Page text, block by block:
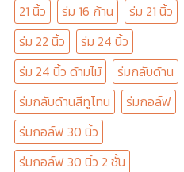
21 นิ้ว ร่ม 16 ก้าน
ร่ม 21 นิ้ว
ร่ม 22 นิ้ว
ร่ม 24 นิ้ว
ร่ม 24 นิ้ว ด้ามไม้
ร่มกลับด้าน
ร่มกลับด้านสีทูโทน
ร่มกอล์ฟ
ร่มกอล์ฟ 30 นิ้ว
ร่มกอล์ฟ 30 นิ้ว 2 ชั้น